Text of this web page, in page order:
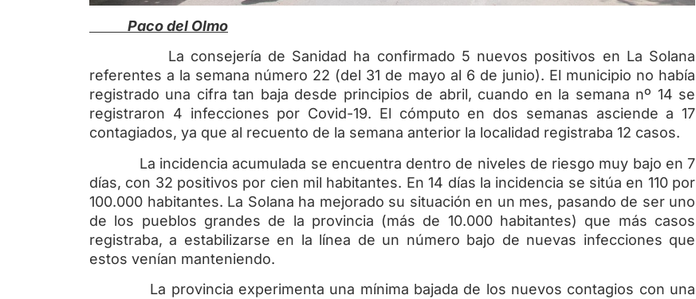
Paco del Olmo
La consejería de Sanidad ha confirmado 5 nuevos positivos en La Solana
referentes a la semana número 22 (del 31 de mayo al 6 de junio). El municipio no había
registrado una cifra tan baja desde principios de abril, cuando en la semana nº 14 se
registraron 4 infecciones por Covid-19. El cómputo en dos semanas asciende a 17
contagiados, ya que al recuento de la semana anterior la localidad registraba 12 casos.
La incidencia acumulada se encuentra dentro de niveles de riesgo muy bajo en 7
días, con 32 positivos por cien mil habitantes. En 14 días la incidencia se sitúa en 110 por
100.000 habitantes. La Solana ha mejorado su situación en un mes, pasando de ser uno
de los pueblos grandes de la provincia (más de 10.000 habitantes) que más casos
registraba, a estabilizarse en la línea de un número bajo de nuevas infecciones que
estos venían manteniendo.
La provincia experimenta una mínima bajada de los nuevos contagios con una